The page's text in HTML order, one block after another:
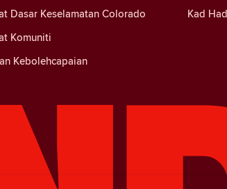
Dasar Keselamatan Colorado
Komuniti
Kebolehcapaian
Kad